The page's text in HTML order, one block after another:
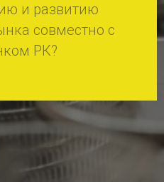
и развитию
совместно с
РК?